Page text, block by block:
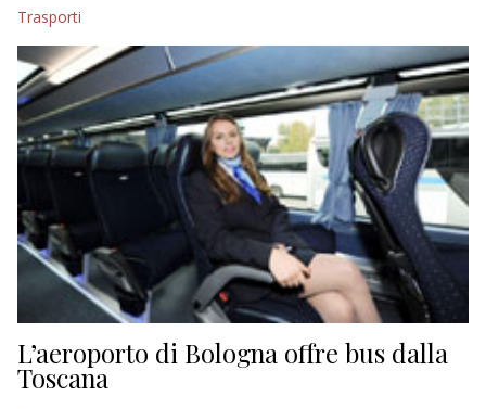
Trasporti
L’aeroporto di Bologna offre bus dalla
Toscana